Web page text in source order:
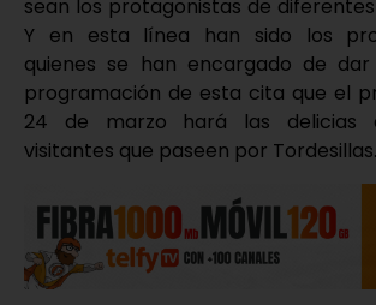
sean los protagonistas de
Y en esta línea han sido los
quienes se han encargado de
programación de esta cita que el
24 de marzo hará las delicias
visitantes que paseen por Tordesillas.